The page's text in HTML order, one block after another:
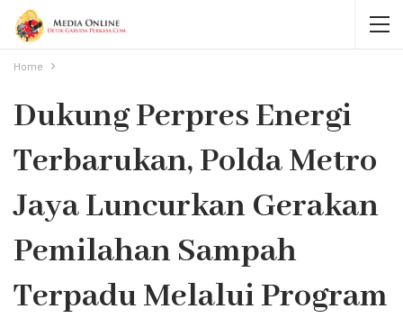
Home
Dukung Perpres Energi
Terbarukan, Polda Metro
Jaya Luncurkan Gerakan
Pemilahan Sampah
Terpadu Melalui Program